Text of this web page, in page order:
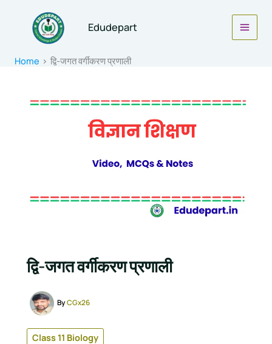
content
Edudepart
Home द्वि-जगत वर्गीकरण प्रणाली
द्वि-जगत वर्गीकरण प्रणाली
ByCGx26
Class 11 Biology